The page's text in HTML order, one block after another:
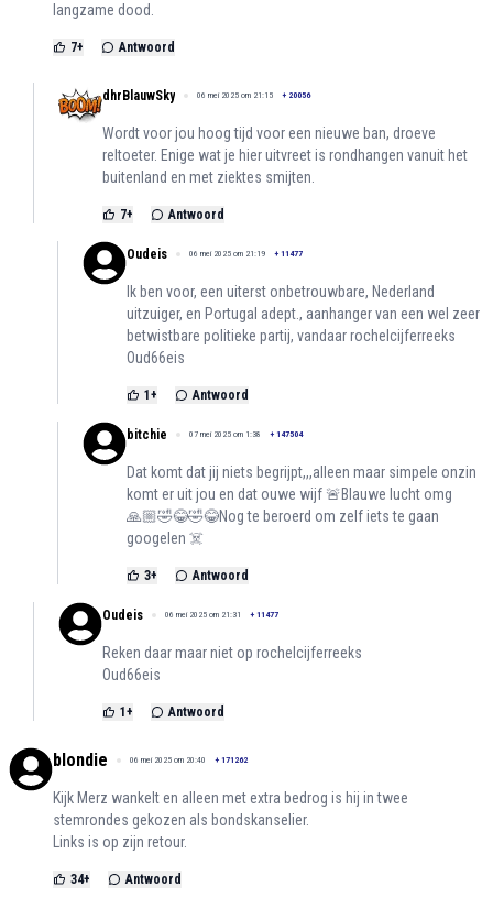
langzame dood.
7+ Antwoord
dhrBlauwSky 06 mei 2025 om 21:15 + 20056
Wordt voor jou hoog tijd voor een nieuwe ban, droeve
reltoeter. Enige wat je hier uitvreet is rondhangen vanuit het
buitenland en met ziektes smijten.
7+ Antwoord
Oudeis 06 mei 2025 om 21:19 + 11477
Ik ben voor, een uiterst onbetrouwbare, Nederland
uitzuiger, en Portugal adept., aanhanger van een wel zeer
betwistbare politieke partij, vandaar rochelcijferreeks
Oud66eis
1 + Antwoord
bitchie 07 mei 2025 om 1:38 + 147504
Dat komt dat jij niets begrijpt,,,alleen maar simpele onzin
komt er uit jou en dat ouwe wijf 🚨Blauwe lucht omg
🙏🏼🤣😂🤣😂Nog te beroerd om zelf iets te gaan
googelen ☠️
3+ Antwoord
Oudeis 06 mei 2025 om 21:31 + 11477
Reken daar maar niet op rochelcijferreeks
Oud66eis
1 + Antwoord
blondie 06 mei 2025 om 20:40 + 171262
Kijk Merz wankelt en alleen met extra bedrog is hij in twee
stemrondes gekozen als bondskanselier.
Links is op zijn retour.
34+ Antwoord